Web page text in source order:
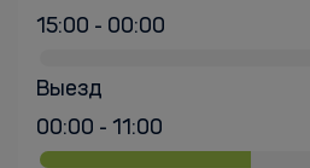
15:00 - 00:00
Выезд
00:00 - 11:00